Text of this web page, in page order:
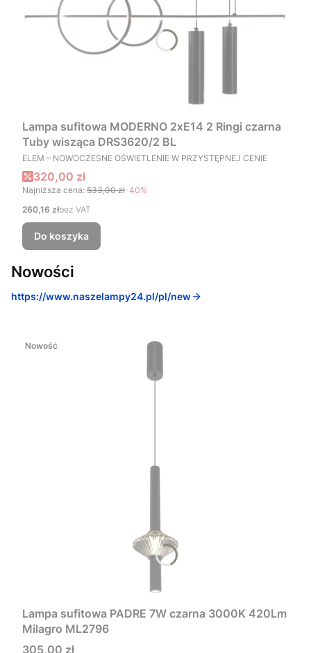
Lampa sufitowa MODERNO 2xE14 2 Ringi czarna
Tuby wisząca DRS3620/2 BL
PRODUCENT
ELEM – NOWOCZESNE OŚWIETLENIE W PRZYSTĘPNEJ CENIE
Cena promocyjna
320,00 zł
Najniższa cena: 533,00 zł-40%
Cena
260,16 złbez VAT
Do koszyka
Nowości
https://www.naszelampy24.pl/pl/new
Nowość
Lampa sufitowa PADRE 7W czarna 3000K 420Lm
Milagro ML2796
Cena
305,00 zł